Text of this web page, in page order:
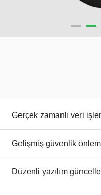
Gerçek zamanlı veri
Gelişmiş güvenlik
Düzenli yazılım